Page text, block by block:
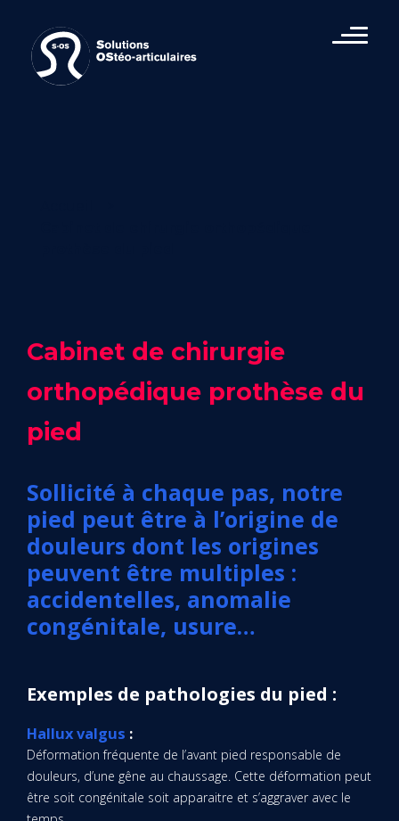
Cabinet de chirurgie
orthopédique prothèse du
pied
Sollicité à chaque pas, notre
pied peut être à l’origine de
douleurs dont les origines
peuvent être multiples :
accidentelles, anomalie
congénitale, usure…
Exemples de pathologies du pied :
Hallux valgus :
Déformation fréquente de l’avant pied responsable de
douleurs, d’une gêne au chaussage. Cette déformation peut
être soit congénitale soit apparaitre et s’aggraver avec le